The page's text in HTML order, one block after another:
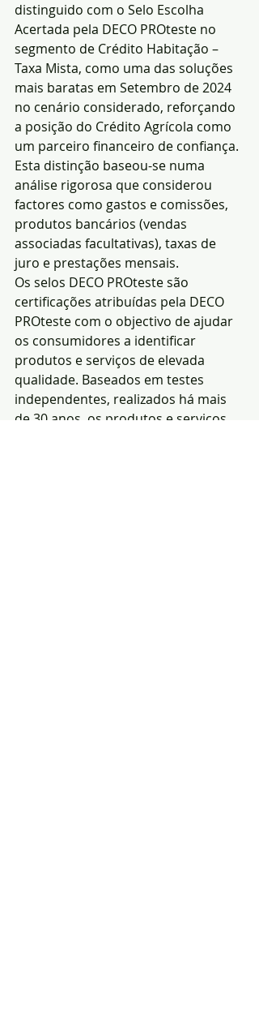
distinguido com o Selo Escolha
Acertada pela DECO PROteste no
segmento de Crédito Habitação –
Taxa Mista, como uma das soluções
mais baratas em Setembro de 2024
no cenário considerado, reforçando
a posição do Crédito Agrícola como
um parceiro financeiro de confiança.
Esta distinção baseou-se numa
análise rigorosa que considerou
factores como gastos e comissões,
produtos bancários (vendas
associadas facultativas), taxas de
juro e prestações mensais.
Os selos DECO PROteste são
certificações atribuídas pela DECO
PROteste com o objectivo de ajudar
os consumidores a identificar
produtos e serviços de elevada
qualidade. Baseados em testes
independentes, realizados há mais
de 30 anos, os produtos e serviços